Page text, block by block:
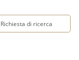
Richiesta di ricerca